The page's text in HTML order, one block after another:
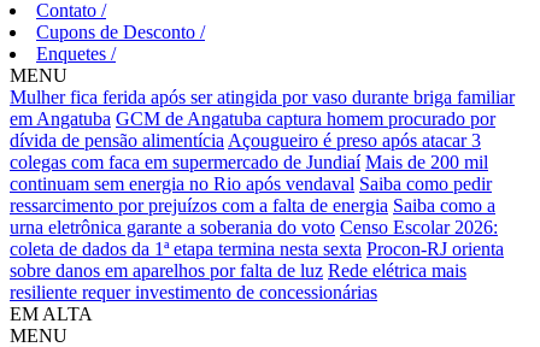
Contato /
Cupons de Desconto /
Enquetes /
MENU
Mulher fica ferida após ser atingida por vaso durante briga familiar
em Angatuba GCM de Angatuba captura homem procurado por
dívida de pensão alimentícia Açougueiro é preso após atacar 3
colegas com faca em supermercado de Jundiaí Mais de 200 mil
continuam sem energia no Rio após vendaval Saiba como pedir
ressarcimento por prejuízos com a falta de energia Saiba como a
urna eletrônica garante a soberania do voto Censo Escolar 2026:
coleta de dados da 1ª etapa termina nesta sexta Procon-RJ orienta
sobre danos em aparelhos por falta de luz Rede elétrica mais
resiliente requer investimento de concessionárias
EM ALTA
MENU